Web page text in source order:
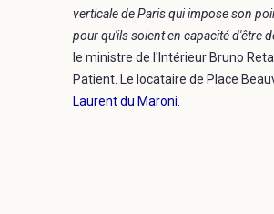
verticale de Paris qui impose son
pour qu'ils soient en capacité d'être
le ministre de l'Intérieur Bruno
Patient. Le locataire de Place
Laurent du Maroni.